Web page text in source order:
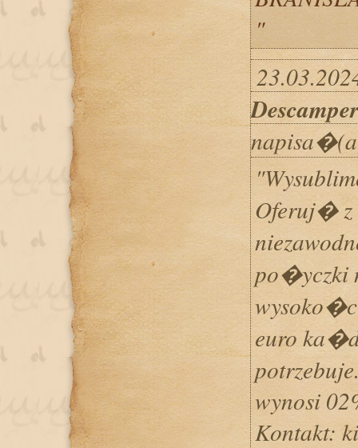
"
Descamper
Oferuj�
po�yczki
euro
wynosi
Kontakt: